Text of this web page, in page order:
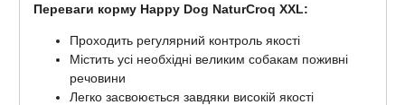
Переваги корму Happy Dog NaturCroq XXL:
Проходить регулярний контроль якості
Містить усі необхідні великим собакам поживні
речовини
Легко засвоюється завдяки високій якості